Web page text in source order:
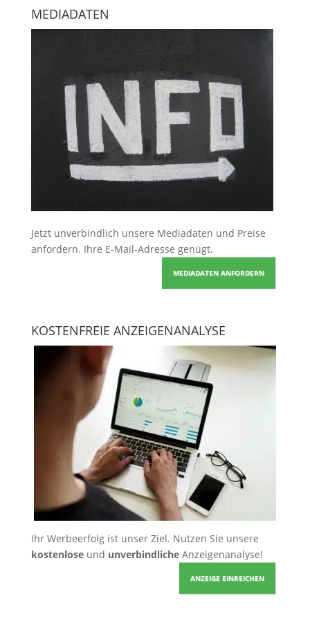
MEDIADATEN
Jetzt unverbindlich unsere Mediadaten und Preise
anfordern. Ihre E-Mail-Adresse genügt.
MEDIADATEN ANFORDERN
KOSTENFREIE ANZEIGENANALYSE
Ihr Werbeerfolg ist unser Ziel. Nutzen Sie unsere
kostenloseund unverbindlicheAnzeigenanalyse!
ANZEIGE EINREICHEN